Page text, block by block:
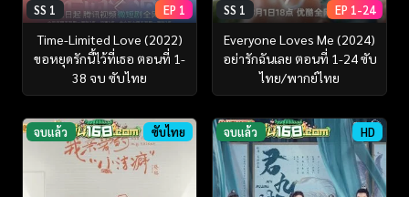
SS 1 EP 1
Time-Limited Love (2022)
ขอหยุดรักนี้ไว้ที่เธอ ตอนที่ 1-
38 จบ ซับไทย
SS 1 EP 1-24
Everyone Loves Me (2024)
อย่ารักฉันเลย ตอนที่ 1-24 ซับ
ไทย/พากย์ไทย
จบแล้ว ซับไทย จบแล้ว HD